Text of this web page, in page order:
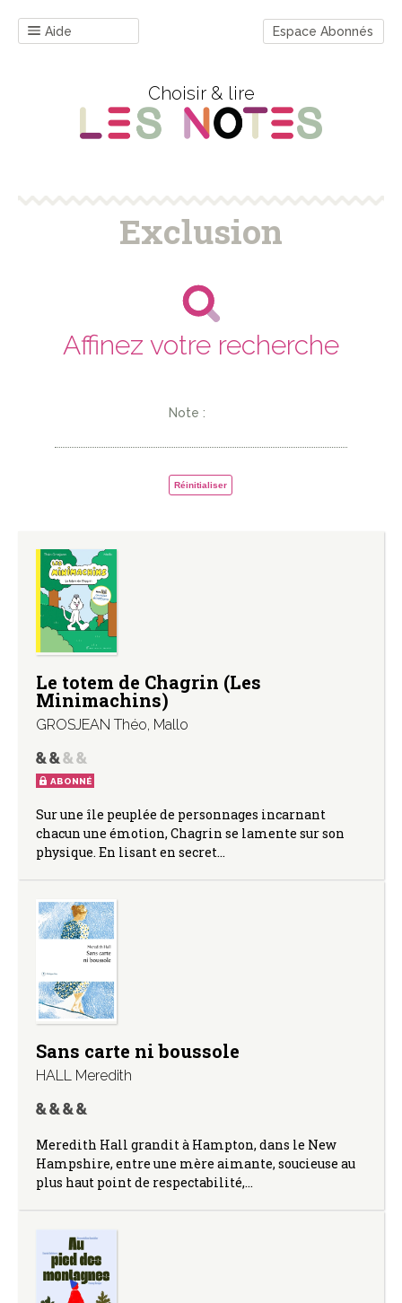
Aide Espace Abonnés
Choisir & lire
Exclusion
Affinez votre recherche
Note :
Réinitialiser
Le totem de Chagrin (Les
Minimachins)
GROSJEAN Théo, Mallo
ABONNÉ
Sur une île peuplée de personnages incarnant
chacun une émotion, Chagrin se lamente sur son
physique. En lisant en secret…
Sans carte ni boussole
HALL Meredith
Meredith Hall grandit à Hampton, dans le New
Hampshire, entre une mère aimante, soucieuse au
plus haut point de respectabilité,…